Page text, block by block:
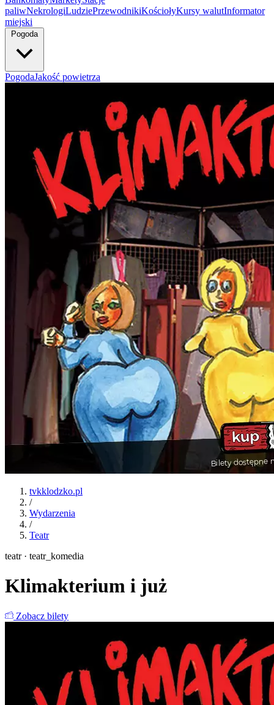
paliwNekrologiLudziePrzewodnikiKościołyKursy walutInformator
miejski
Pogoda
PogodaJakość powietrza
tvkklodzko.pl
/
Wydarzenia
/
Teatr
teatr · teatr_komedia
Klimakterium i już
Zobacz bilety